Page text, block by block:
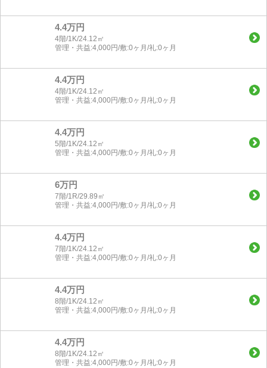
4.4万円
4階/1K/24.12㎡
管理・共益:4,000円/敷:0ヶ月/礼:0ヶ月
4.4万円
4階/1K/24.12㎡
管理・共益:4,000円/敷:0ヶ月/礼:0ヶ月
4.4万円
5階/1K/24.12㎡
管理・共益:4,000円/敷:0ヶ月/礼:0ヶ月
6万円
7階/1R/29.89㎡
管理・共益:4,000円/敷:0ヶ月/礼:0ヶ月
4.4万円
7階/1K/24.12㎡
管理・共益:4,000円/敷:0ヶ月/礼:0ヶ月
4.4万円
8階/1K/24.12㎡
管理・共益:4,000円/敷:0ヶ月/礼:0ヶ月
4.4万円
8階/1K/24.12㎡
管理・共益:4,000円/敷:0ヶ月/礼:0ヶ月